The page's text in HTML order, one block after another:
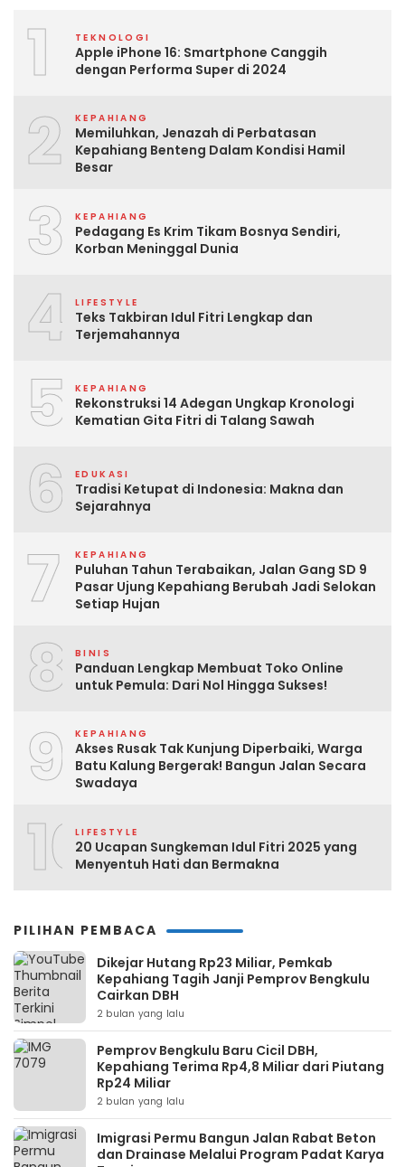
1 TEKNOLOGI
Apple iPhone 16: Smartphone Canggih
dengan Performa Super di 2024
2 KEPAHIANG
Memiluhkan, Jenazah di Perbatasan
Kepahiang Benteng Dalam Kondisi Hamil
Besar
3 KEPAHIANG
Pedagang Es Krim Tikam Bosnya Sendiri,
Korban Meninggal Dunia
4 LIFESTYLE
Teks Takbiran Idul Fitri Lengkap dan
Terjemahannya
5 KEPAHIANG
Rekonstruksi 14 Adegan Ungkap Kronologi
Kematian Gita Fitri di Talang Sawah
6 EDUKASI
Tradisi Ketupat di Indonesia: Makna dan
Sejarahnya
7 KEPAHIANG
Puluhan Tahun Terabaikan, Jalan Gang SD 9
Pasar Ujung Kepahiang Berubah Jadi Selokan
Setiap Hujan
8 BINIS
Panduan Lengkap Membuat Toko Online
untuk Pemula: Dari Nol Hingga Sukses!
9 KEPAHIANG
Akses Rusak Tak Kunjung Diperbaiki, Warga
Batu Kalung Bergerak! Bangun Jalan Secara
Swadaya
10LIFESTYLE
20 Ucapan Sungkeman Idul Fitri 2025 yang
Menyentuh Hati dan Bermakna
PILIHAN PEMBACA
Dikejar Hutang Rp23 Miliar, Pemkab
Kepahiang Tagih Janji Pemprov Bengkulu
Cairkan DBH
2 bulan yang lalu
Pemprov Bengkulu Baru Cicil DBH,
Kepahiang Terima Rp4,8 Miliar dari Piutang
Rp24 Miliar
2 bulan yang lalu
Imigrasi Permu Bangun Jalan Rabat Beton
dan Drainase Melalui Program Padat Karya